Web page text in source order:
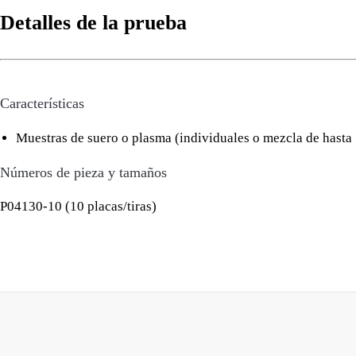
Detalles de la prueba
Características
Muestras de suero o plasma (individuales o mezcla de hasta
Números de pieza y tamaños
P04130-10 (10 placas/tiras)